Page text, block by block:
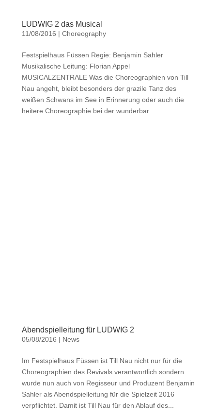
LUDWIG 2 das Musical
11/08/2016 | Choreography
Festspielhaus Füssen Regie: Benjamin Sahler
Musikalische Leitung: Florian Appel
MUSICALZENTRALE Was die Choreographien von Till
Nau angeht, bleibt besonders der grazile Tanz des
weißen Schwans im See in Erinnerung oder auch die
heitere Choreographie bei der wunderbar...
Abendspielleitung für LUDWIG 2
05/08/2016 | News
Im Festspielhaus Füssen ist Till Nau nicht nur für die
Choreographien des Revivals verantwortlich sondern
wurde nun auch von Regisseur und Produzent Benjamin
Sahler als Abendspielleitung für die Spielzeit 2016
verpflichtet. Damit ist Till Nau für den Ablauf des...